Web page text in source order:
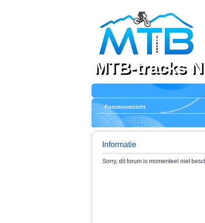
MTB-tracks
Forumoverzicht
Informatie
Sorry, dit forum is momenteel niet